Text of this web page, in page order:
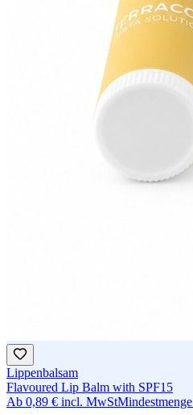
Lippenbalsam
Flavoured Lip Balm with SPF15
Ab 0,89 € incl. MwStMindestmenge